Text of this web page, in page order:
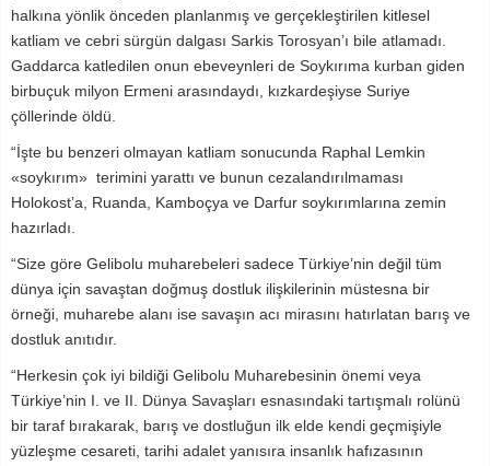
halkına yönlik önceden planlanmış ve gerçekleştirilen kitlesel
katliam ve cebri sürgün dalgası Sarkis Torosyan’ı bile atlamadı.
Gaddarca katledilen onun ebeveynleri de Soykırıma kurban giden
birbuçuk milyon Ermeni arasındaydı, kızkardeşiyse Suriye
çöllerinde öldü.
“İşte bu benzeri olmayan katliam sonucunda Raphal Lemkin
«soykırım» terimini yarattı ve bunun cezalandırılmaması
Holokost’a, Ruanda, Kamboçya ve Darfur soykırımlarına zemin
hazırladı.
“Size göre Gelibolu muharebeleri sadece Türkiye’nin değil tüm
dünya için savaştan doğmuş dostluk ilişkilerinin müstesna bir
örneği, muharebe alanı ise savaşın acı mirasını hatırlatan barış ve
dostluk anıtıdır.
“Herkesin çok iyi bildiği Gelibolu Muharebesinin önemi veya
Türkiye’nin I. ve II. Dünya Savaşları esnasındaki tartışmalı rolünü
bir taraf bırakarak, barış ve dostluğun ilk elde kendi geçmişiyle
yüzleşme cesareti, tarihi adalet yanısıra insanlık hafızasının